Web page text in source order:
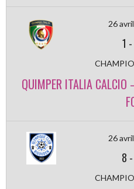
26
1 -
QUIMPER ITALIA
26
8 -